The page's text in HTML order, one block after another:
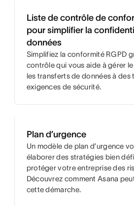
Liste de contrôle de
pour simplifier la
données
Simplifiez la conformité RGPD
contrôle qui vous aide à gérer
les transferts de données à des
exigences de sécurité.
Plan d’urgence
Un modèle de plan d’urgence
élaborer des stratégies bien
protéger votre entreprise des
Découvrez comment Asana
cette démarche.